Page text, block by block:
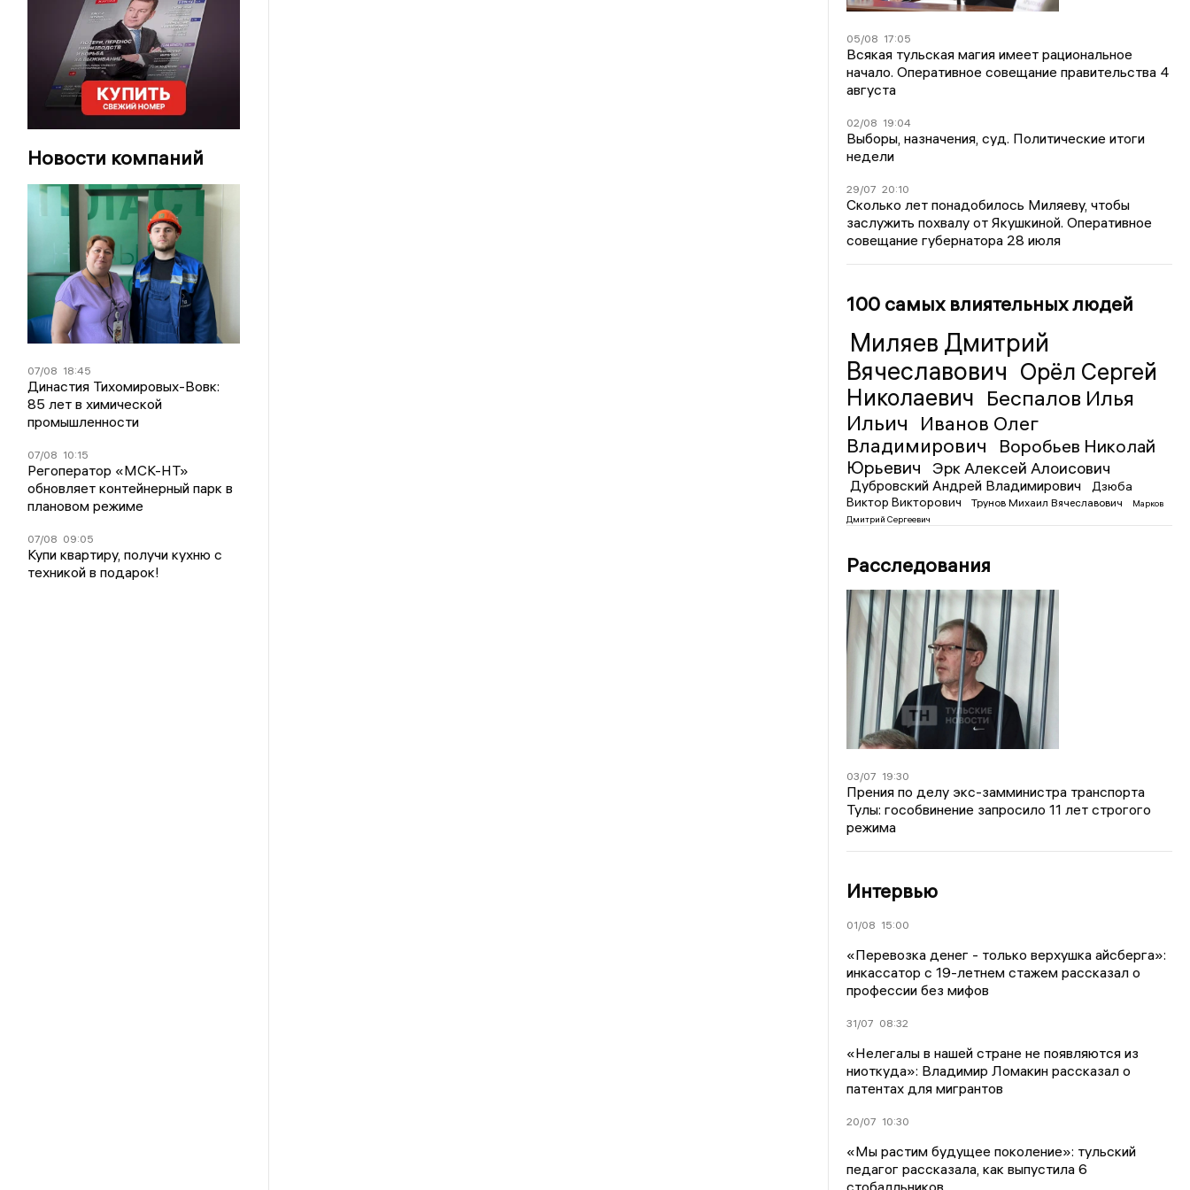
Новости компаний
07/08 18:45
Династия Тихомировых-Вовк:
85 лет в химической
промышленности
07/08 10:15
Регоператор «МСК-НТ»
обновляет контейнерный парк в
плановом режиме
07/08 09:05
Купи квартиру, получи кухню с
техникой в подарок!
05/08 17:05
Всякая тульская магия имеет рациональное
начало. Оперативное совещание правительства 4
августа
02/08 19:04
Выборы, назначения, суд. Политические итоги
недели
29/07 20:10
Сколько лет понадобилось Миляеву, чтобы
заслужить похвалу от Якушкиной. Оперативное
совещание губернатора 28 июля
100 самых влиятельных людей
Миляев Дмитрий
Вячеславович Орёл Сергей
Николаевич Беспалов Илья
Ильич
Иванов Олег
Владимирович
Воробьев Николай
Юрьевич
Эрк Алексей Алоисович
Дубровский Андрей Владимирович
Дзюба
Виктор Викторович
Трунов Михаил Вячеславович
Марков
Дмитрий Сергеевич
Расследования
03/07 19:30
Прения по делу экс-замминистра транспорта
Тулы: гособвинение запросило 11 лет строгого
режима
Интервью
01/08 15:00
«Перевозка денег - только верхушка айсберга»:
инкассатор с 19-летнем стажем рассказал о
профессии без мифов
31/07 08:32
«Нелегалы в нашей стране не появляются из
ниоткуда»: Владимир Ломакин рассказал о
патентах для мигрантов
20/07 10:30
«Мы растим будущее поколение»: тульский
педагог рассказала, как выпустила 6
стобалльников